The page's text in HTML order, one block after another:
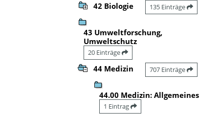
42 Biologie 135 Einträge
43 Umweltforschung,
Umweltschutz
20 Einträge
44 Medizin 707 Einträge
44.00 Medizin: Allgemeines
1 Eintrag